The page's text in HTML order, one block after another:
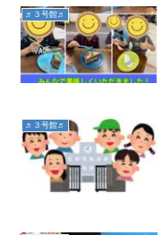
♬３号館♬
♬３号館♬